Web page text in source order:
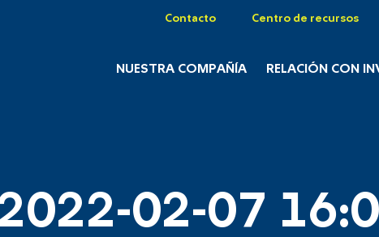
Contacto Centro de recursos
NUESTRA COMPAÑÍA RELACIÓN CON
02-07